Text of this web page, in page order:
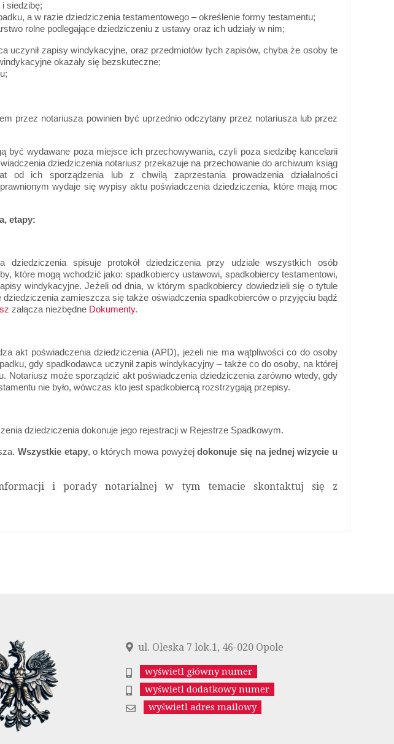
siedzibę;
a w razie dziedziczenia testamentowego – określenie formy testamentu;
rolne podlegające dziedziczeniu z ustawy oraz ich udziały w nim;
zapisy windykacyjne, oraz przedmiotów tych zapisów, chyba że osoby te
okazały się bezskuteczne;
przez notariusza powinien być uprzednio odczytany przez notariusza lub przez
być wydawane poza miejsce ich przechowywania, czyli poza siedzibę kancelarii
dziedziczenia notariusz przekazuje na przechowanie do archiwum ksiąg
od ich sporządzenia lub z chwilą zaprzestania prowadzenia działalności
wydaje się wypisy aktu poświadczenia dziedziczenia, które mają moc
etapy:
dziedziczenia spisuje protokół dziedziczenia przy udziale wszystkich osób
które mogą wchodzić jako: spadkobiercy ustawowi, spadkobiercy testamentowi,
windykacyjne. Jeżeli od dnia, w którym spadkobiercy dowiedzieli się o tytule
dziedziczenia zamieszcza się także oświadczenia spadkobierców o przyjęciu bądź
załącza niezbędne Dokumenty.
akt poświadczenia dziedziczenia (APD), jeżeli nie ma wątpliwości co do osoby
gdy spadkodawca uczynił zapis windykacyjny – także co do osoby, na której
Notariusz może sporządzić akt poświadczenia dziedziczenia zarówno wtedy, gdy
nie było, wówczas kto jest spadkobiercą rozstrzygają przepisy.
dziedziczenia dokonuje jego rejestracji w Rejestrze Spadkowym.
Wszystkie etapy, o których mowa powyżejdokonuje się na jednej wizycie u
i porady notarialnej w tym temacie skontaktuj się z
ul. Oleska 7 lok.1, 46-020 Opole
wyświetl główny numer
wyświetl dodatkowy numer
wyświetl adres mailowy